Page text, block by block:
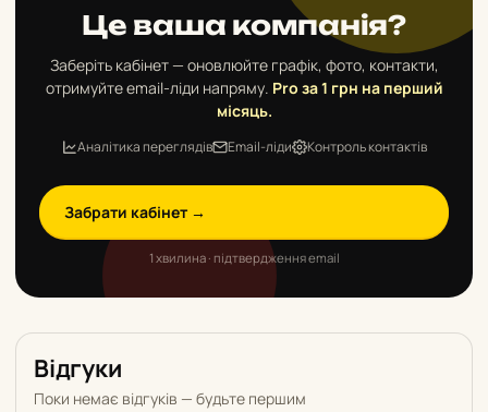
Це ваша компанія?
Заберіть кабінет — оновлюйте графік, фото, контакти,
отримуйте email-ліди напряму. Pro за 1 грн на перший
місяць.
Аналітика переглядів Email-ліди Контроль контактів
Забрати кабінет →
1 хвилина · підтвердження email
Відгуки
Поки немає відгуків — будьте першим